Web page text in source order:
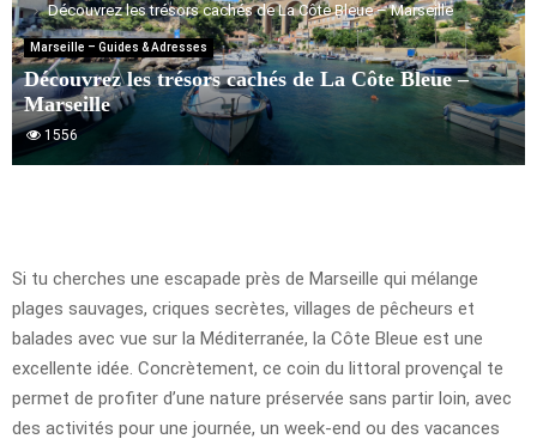
Découvrez les trésors cachés de La Côte Bleue – Marseille
Marseille – Guides & Adresses
Découvrez les trésors cachés de La Côte Bleue –
Marseille
1556
Si tu cherches une escapade près de Marseille qui mélange
plages sauvages, criques secrètes, villages de pêcheurs et
balades avec vue sur la Méditerranée, la Côte Bleue est une
excellente idée. Concrètement, ce coin du littoral provençal te
permet de profiter d’une nature préservée sans partir loin, avec
des activités pour une journée, un week-end ou des vacances